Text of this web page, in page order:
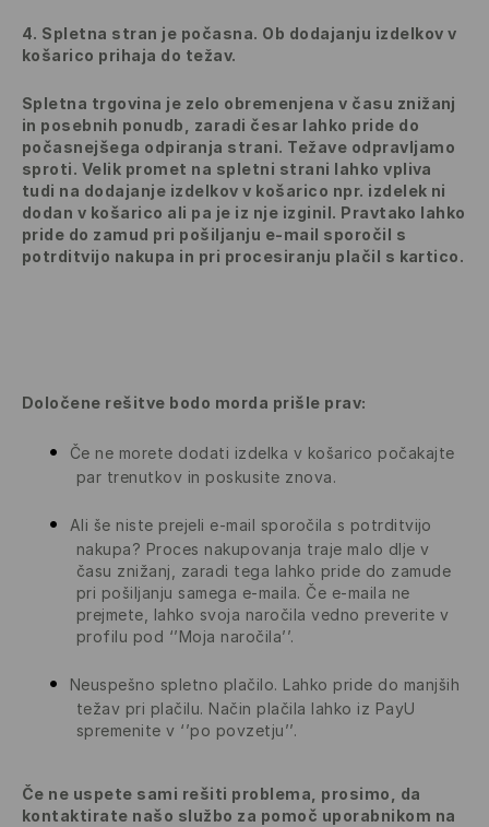
4. Spletna stran je počasna. Ob dodajanju izdelkov v
košarico prihaja do težav.
Spletna trgovina je zelo obremenjena v času znižanj
in posebnih ponudb, zaradi česar lahko pride do
počasnejšega odpiranja strani. Težave odpravljamo
sproti. Velik promet na spletni strani lahko vpliva
tudi na dodajanje izdelkov v košarico npr. izdelek ni
dodan v košarico ali pa je iz nje izginil. Pravtako lahko
pride do zamud pri pošiljanju e-mail sporočil s
potrditvijo nakupa in pri procesiranju plačil s kartico.
Določene rešitve bodo morda prišle prav:
Če ne morete dodati izdelka v košarico počakajte
par trenutkov in poskusite znova.
Ali še niste prejeli e-mail sporočila s potrditvijo
nakupa? Proces nakupovanja traje malo dlje v
času znižanj, zaradi tega lahko pride do zamude
pri pošiljanju samega e-maila. Če e-maila ne
prejmete, lahko svoja naročila vedno preverite v
profilu pod ‘’Moja naročila’’.
Neuspešno spletno plačilo. Lahko pride do manjših
težav pri plačilu. Način plačila lahko iz PayU
spremenite v ‘’po povzetju’’.
Če ne uspete sami rešiti problema, prosimo, da
kontaktirate našo službo za pomoč uporabnikom na